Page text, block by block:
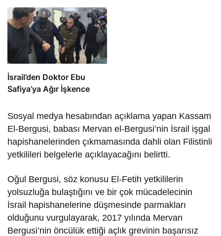
İsrail’den Doktor Ebu
Safiya’ya Ağır İşkence
Sosyal medya hesabından açıklama yapan Kassam
El-Bergusi, babası Mervan el-Bergusi’nin İsrail işgal
hapishanelerinden çıkmamasında dahli olan Filistinli
yetkilileri belgelerle açıklayacağını belirtti.
Oğul Bergusi, söz konusu El-Fetih yetkililerin
yolsuzluğa bulaştığını ve bir çok mücadelecinin
İsrail hapishanelerine düşmesinde parmakları
olduğunu vurgulayarak, 2017 yılında Mervan
Bergusi’nin öncülük ettiği açlık grevinin başarısız